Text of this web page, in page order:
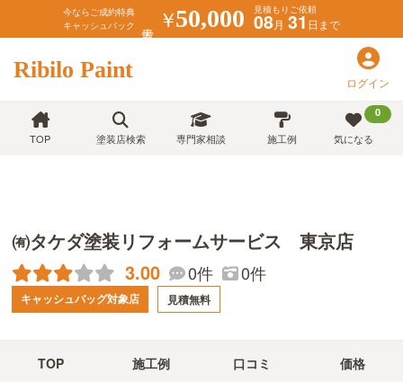
今ならご成約特典
キャッシュバック
￥50,000 見積もりご依頼
08月 31日まで
Ribilo Paint ログイン
TOP 塗装店検索 専門家相談 施工例
0
気になる
㈲タケダ塗装リフォームサービス 東京店
3.00 0件 0件
キャッシュバッグ対象店 見積無料
TOP 施工例 口コミ 価格